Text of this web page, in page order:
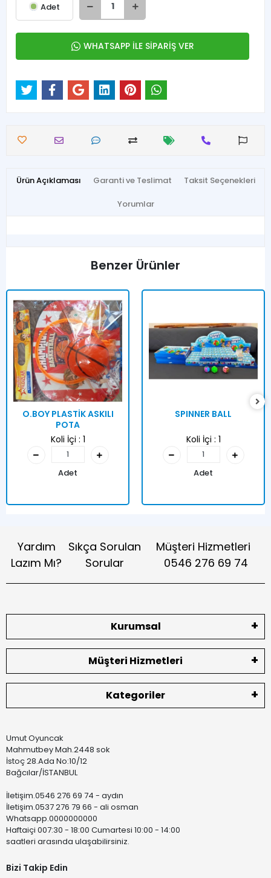
Adet
WHATSAPP İLE SİPARİŞ VER
Ürün Açıklaması Garanti ve Teslimat Taksit Seçenekleri
Yorumlar
Benzer Ürünler
O.BOY PLASTİK ASKILI
POTA
Koli İçi : 1
Adet
SPINNER BALL
Koli İçi : 1
Adet
Yardım
Lazım Mı?
Sıkça Sorulan
Sorular
Müşteri Hizmetleri
0546 276 69 74
Kurumsal
Müşteri Hizmetleri
Kategoriler
Umut Oyuncak
Mahmutbey Mah.2448 sok
İstoç 28.Ada No:10/12
Bağcılar/İSTANBUL
İletişim.0546 276 69 74 - aydın
İletişim.0537 276 79 66 - ali osman
Whatsapp.0000000000
Haftaiçi 007:30 - 18:00 Cumartesi 10:00 - 14:00
saatleri arasında ulaşabilirsiniz.
Bizi Takip Edin